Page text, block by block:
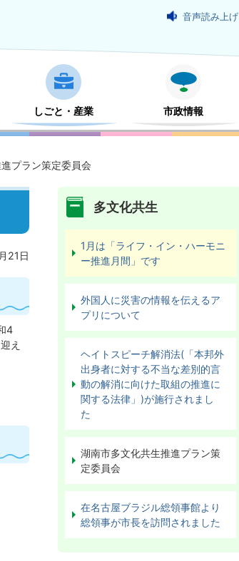
音声読み上げ
しごと・産業 市政情報
プラン策定委員会
21日
4
え
多文化共生
1月は「ライフ・イン・ハーモニ
ー推進月間」です
外国人に災害の情報を伝えるア
プリについて
ヘイトスピーチ解消法(「本邦外
出身者に対する不当な差別的言
動の解消に向けた取組の推進に
関する法律」)が施行されまし
た
湖南市多文化共生推進プラン策
定委員会
在名古屋ブラジル総領事館より
総領事が市長を訪問されました